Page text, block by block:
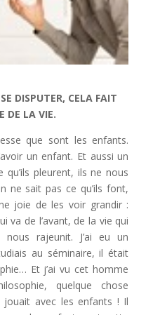
DISPUTER, CELA FAIT
DE LA VIE.
que sont les enfants.
un enfant. Et aussi un
qu’ils pleurent, ils ne nous
ne sait pas ce qu’ils font,
joie de les voir grandir :
va de l’avant, de la vie qui
rajeunit. J’ai eu un
au séminaire, il était
Et j’ai vu cet homme
quelque chose
jouait avec les enfants ! Il